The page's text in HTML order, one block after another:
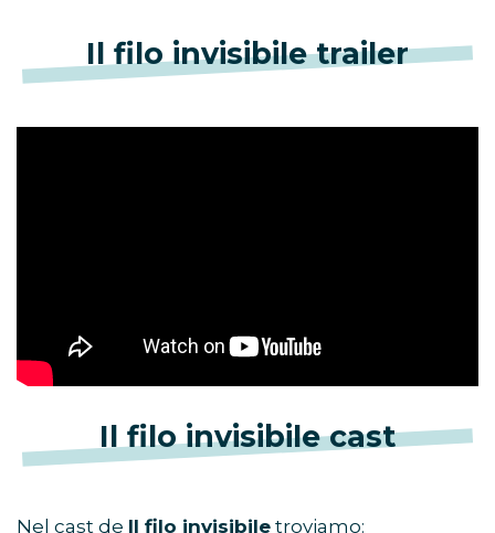
Il filo invisibile trailer
Il filo invisibile cast
Nel cast de Il filo invisibile troviamo: